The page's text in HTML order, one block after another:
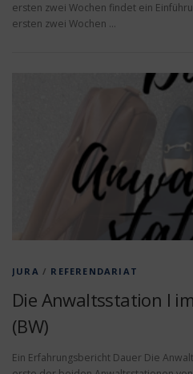
ersten zwei Wochen findet ein
ersten zwei Wochen …
JURA / REFERENDARIAT
Die Anwaltsstation I
(BW)
Ein Erfahrungsbericht Dauer Die